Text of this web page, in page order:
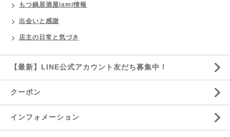
もつ鍋居酒屋iami情報
出会いと感謝
店主の日常と気づき
【最新】LINE公式アカウント友だち募集中！
クーポン
インフォメーション